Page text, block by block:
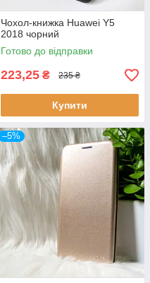
Чохол-книжка Huawei Y5
2018 чорний
Готово до відправки
223,25 ₴ 235 ₴
Купити
–5%